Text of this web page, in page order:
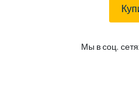
Мы в соц.